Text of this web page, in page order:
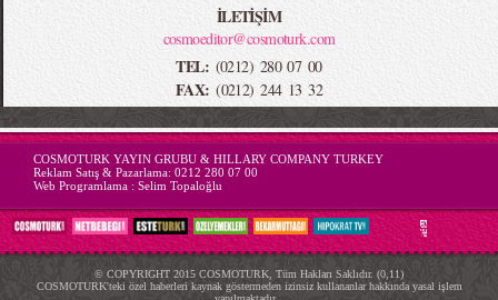
İLETİŞİM
cosmoeditor@cosmoturk.com
TEL: (0212) 280 07 00
FAX: (0212) 244 13 32
-->
COSMOTURK YAYIN GRUBU & HILLARY COMPANY TURKEY
Reklam Satış & Pazarlama: 0212 280 07 00
Web Programlama : Selim Topaloğlu
© COPYRIGHT 2015 COSMOTURK, Tüm Hakları Saklıdır. (0,11)
COSMOTURK'teki özel haberleri kaynak göstermeden izinsiz kullananlar hakkında yasal işlem